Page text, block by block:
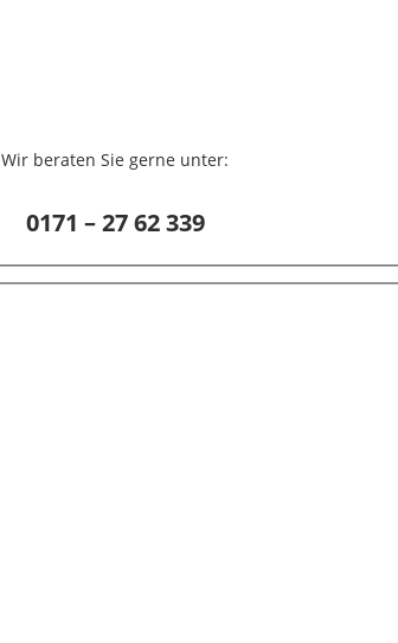
Wir beraten Sie gerne unter:
0171 – 27 62 339